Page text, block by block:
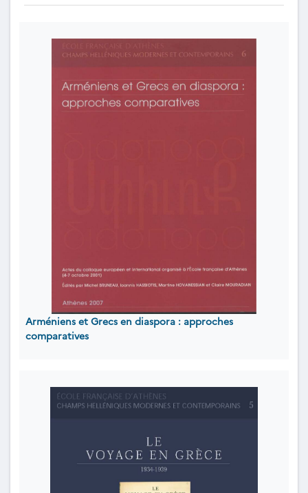
Arméniens et Grecs en diaspora : approches
comparatives